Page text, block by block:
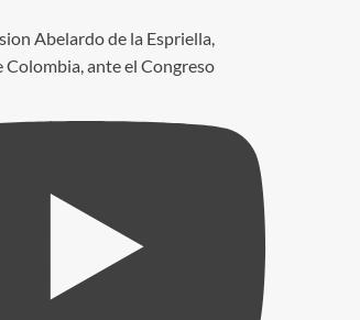
Abelardo de la Espriella,
Colombia, ante el Congreso